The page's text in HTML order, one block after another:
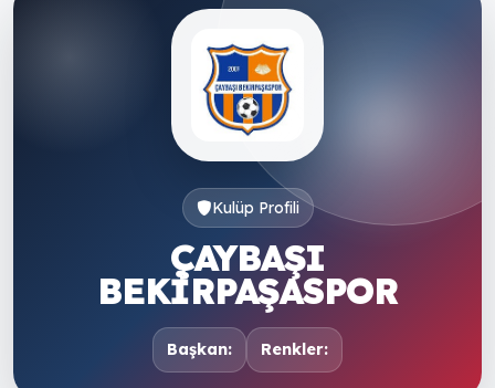
Kulüp Profili
ÇAYBAŞI
BEKİRPAŞASPOR
Başkan: Renkler: